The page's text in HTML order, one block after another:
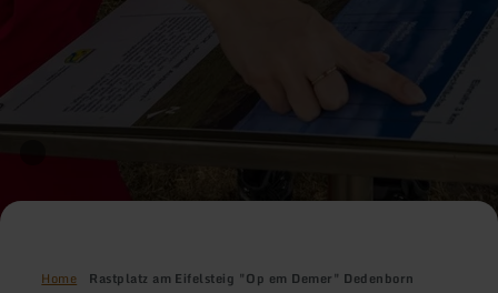
Home Rastplatz am Eifelsteig "Op em Demer" Dedenborn